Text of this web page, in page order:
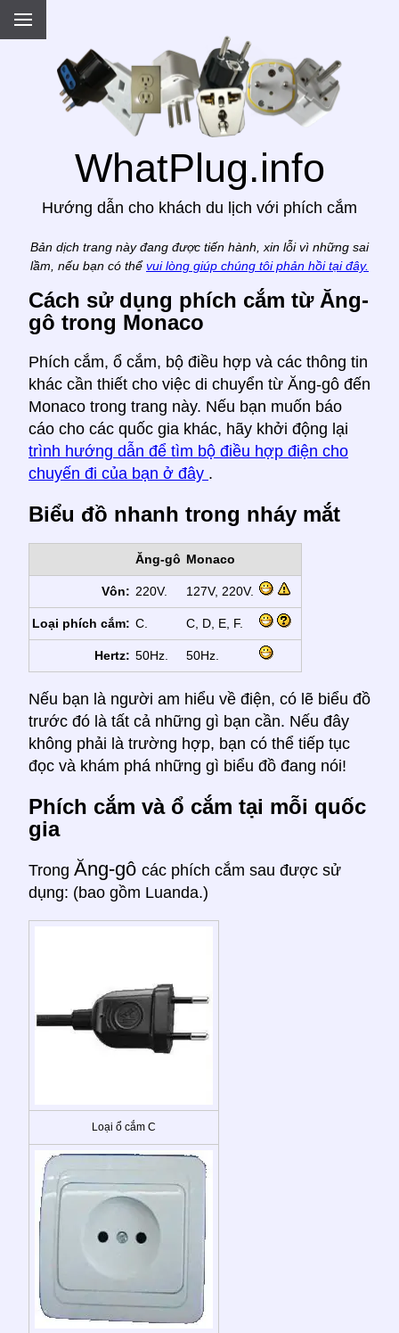
WhatPlug.info
Hướng dẫn cho khách du lịch với phích cắm
Bản dịch trang này đang được tiến hành, xin lỗi vì những sai
lầm, nếu bạn có thể vui lòng giúp chúng tôi phản hồi tại đây.
Cách sử dụng phích cắm từ Ăng-
gô trong Monaco
Phích cắm, ổ cắm, bộ điều hợp và các thông tin
khác cần thiết cho việc di chuyển từ Ăng-gô đến
Monaco trong trang này. Nếu bạn muốn báo
cáo cho các quốc gia khác, hãy khởi động lại
trình hướng dẫn để tìm bộ điều hợp điện cho
chuyến đi của bạn ở đây .
Biểu đồ nhanh trong nháy mắt
Ăng-gô Monaco
Vôn: 220V. 127V, 220V.
Loại phích cắm: C. C, D, E, F.
Hertz: 50Hz. 50Hz.
Nếu bạn là người am hiểu về điện, có lẽ biểu đồ
trước đó là tất cả những gì bạn cần. Nếu đây
không phải là trường hợp, bạn có thể tiếp tục
đọc và khám phá những gì biểu đồ đang nói!
Phích cắm và ổ cắm tại mỗi quốc
gia
Trong Ăng-gô các phích cắm sau được sử
dụng: (bao gồm Luanda.)
Loại ổ cắm C